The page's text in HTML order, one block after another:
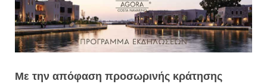
Με την απόφαση προσωρινής κράτησης